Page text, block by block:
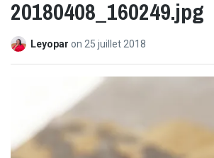
20180408_160249.jpg
Leyopar on 25 juillet 2018